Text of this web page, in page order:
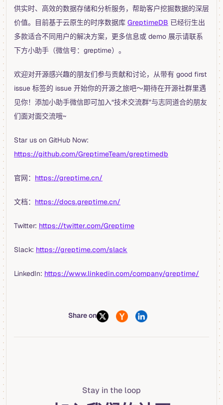
供实时、高效的数据存储和分析服务，帮助客户挖掘数据的深层
价值。目前基于云原生的时序数据库 GreptimeDB 已经衍生出
多款适合不同用户的解决方案，更多信息或 demo 展示请联系
下方小助手（微信号：greptime）。
欢迎对开源感兴趣的朋友们参与贡献和讨论，从带有 good first
issue 标签的 issue 开始你的开源之旅吧～期待在开源社群里遇
见你！添加小助手微信即可加入“技术交流群”与志同道合的朋友
们面对面交流哦~
Star us on GitHub Now:
https://github.com/GreptimeTeam/greptimedb
官网： https://greptime.cn/
文档： https://docs.greptime.cn/
Twitter: https://twitter.com/Greptime
Slack: https://greptime.com/slack
LinkedIn: https://www.linkedin.com/company/greptime/
Share on
Stay in the loop